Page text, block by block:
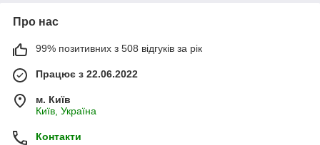
Про нас
99% позитивних з 508 відгуків за рік
Працює з 22.06.2022
м. Київ
Київ, Україна
Контакти